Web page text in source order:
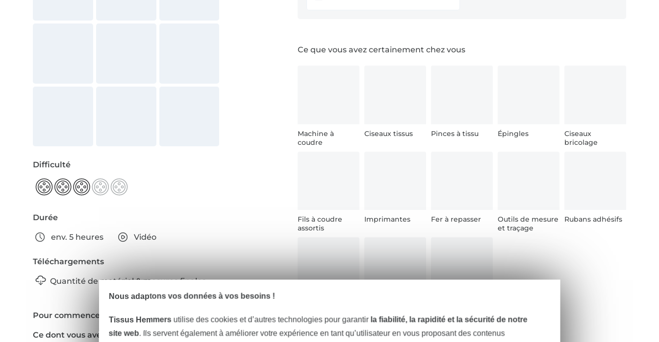
Difficulté
Durée
env. 5 heures Vidéo
Téléchargements
Quantité de matériel & mesures finales
Pour commencer
Ce dont vous avez besoin
Ce que vous avez certainement chez vous
Machine à
coudre
Ciseaux tissus Pinces à tissu Épingles
Ciseaux
bricolage
Fils à coudre
assortis
Imprimantes Fer à repasser
Outils de mesure
et traçage
Rubans adhésifs
marquage
confection
d'angles
nourrice
Nous adaptons vos données à vos besoins !
Tissus Hemmers utilise des cookies et d’autres technologies pour garantir la fiabilité, la rapidité et la sécurité de notre
site web. Ils servent également à améliorer votre expérience en tant qu’utilisateur en vous proposant des contenus